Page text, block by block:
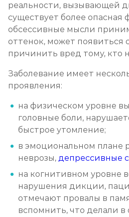
реальности, вызывающей
существует более опасная
обсессивные мысли
оттенок, может появиться
причинить вред тому, кто
Заболевание имеет
проявления:
на физическом уровне
головные боли,
быстрое утомление;
в эмоциональном плане
неврозы, депрессивные
на когнитивном уровне
нарушения дикции,
отмечают провалы в
вспомнить, что делали